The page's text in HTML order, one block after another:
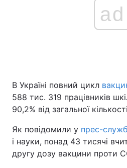
Україна
Спорт
ad
В Україні повний цикл
588 тис. 319 працівників
90,2% від загальної
Як повідомили у прес-
і науки, понад 43 тисячі
другу дозу вакцини проти